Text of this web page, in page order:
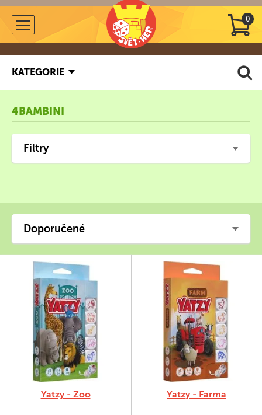
0
KATEGORIE
4BAMBINI
Filtry
Doporučené
Yatzy - Zoo Yatzy - Farma